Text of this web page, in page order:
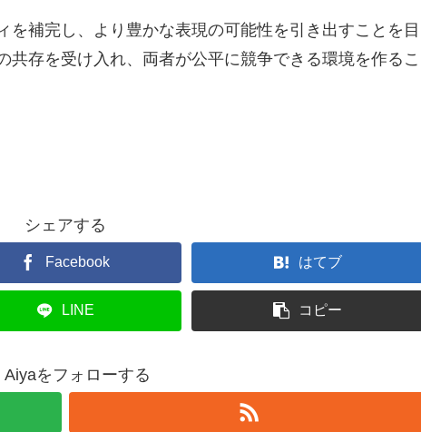
を補完し、より豊かな表現の可能性を引き出すことを目
存を受け入れ、両者が公平に競争できる環境を作るこ
シェアする
Facebook はてブ
LINE コピー
Aiyaをフォローする